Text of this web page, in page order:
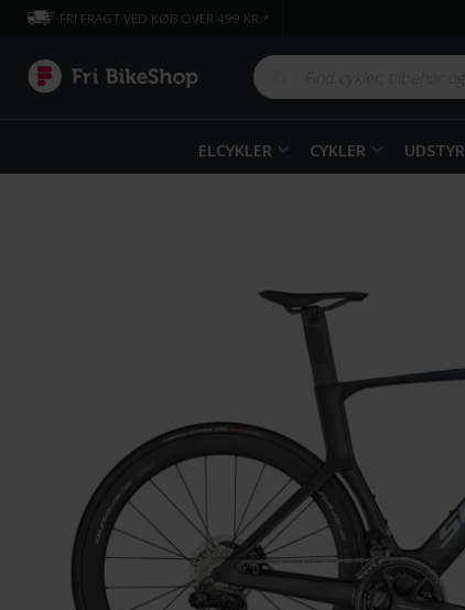
FRI FRAGT VED KØB OVER 499 KR.*
ELCYKLER CYKLER UDSTYR